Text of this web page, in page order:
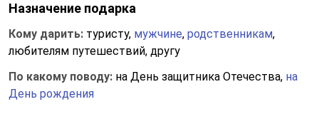
Назначение подарка
Кому дарить: туристу, мужчине, родственникам,
любителям путешествий, другу
По какому поводу: на День защитника Отечества, на
День рождения